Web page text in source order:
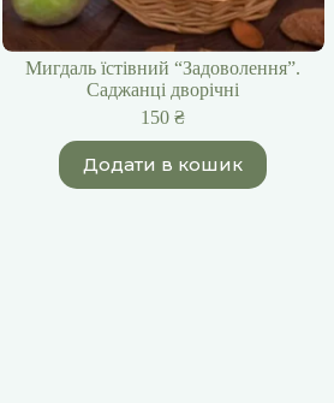
Мигдаль їстівний “Задоволення”.
Саджанці дворічні
150₴
Додати в кошик